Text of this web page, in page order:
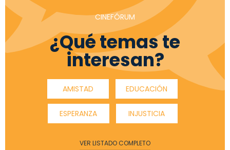
CINEFÓRUM
¿Qué temas te
interesan?
AMISTAD EDUCACIÓN
ESPERANZA INJUSTICIA
VER LISTADO COMPLETO